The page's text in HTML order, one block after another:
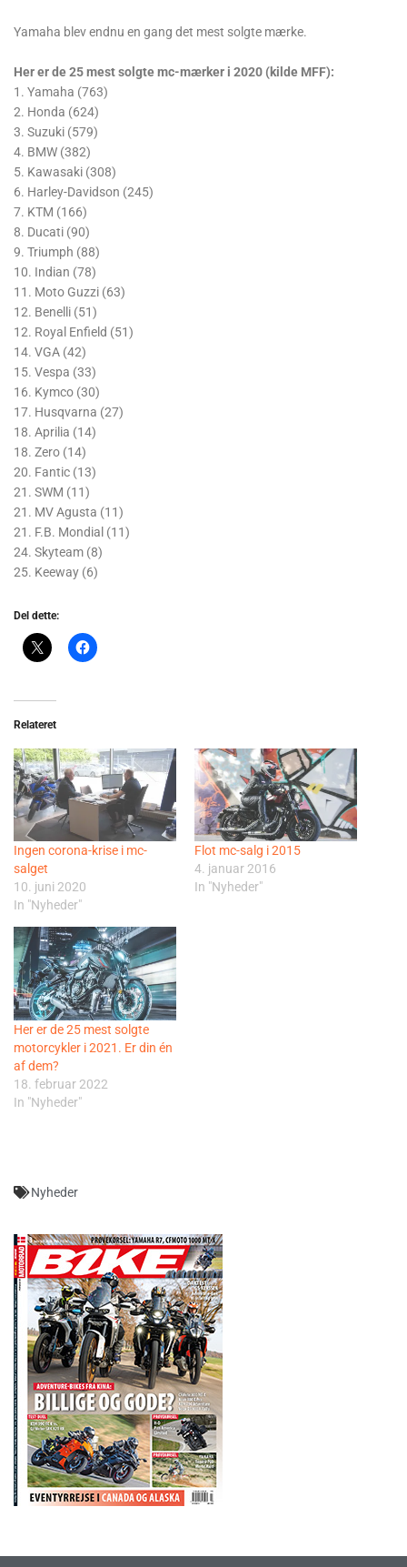
Yamaha blev endnu en gang det mest solgte mærke.
Her er de 25 mest solgte mc-mærker i 2020 (kilde MFF):
1. Yamaha (763)
2. Honda (624)
3. Suzuki (579)
4. BMW (382)
5. Kawasaki (308)
6. Harley-Davidson (245)
7. KTM (166)
8. Ducati (90)
9. Triumph (88)
10. Indian (78)
11. Moto Guzzi (63)
12. Benelli (51)
12. Royal Enfield (51)
14. VGA (42)
15. Vespa (33)
16. Kymco (30)
17. Husqvarna (27)
18. Aprilia (14)
18. Zero (14)
20. Fantic (13)
21. SWM (11)
21. MV Agusta (11)
21. F.B. Mondial (11)
24. Skyteam (8)
25. Keeway (6)
Del dette:
Relateret
Ingen corona-krise i mc-
salget
10. juni 2020
In "Nyheder"
Flot mc-salg i 2015
4. januar 2016
In "Nyheder"
Her er de 25 mest solgte
motorcykler i 2021. Er din én
af dem?
18. februar 2022
In "Nyheder"
Nyheder